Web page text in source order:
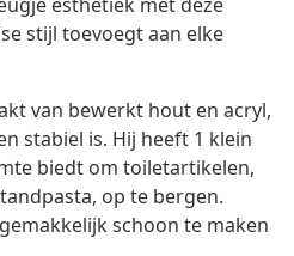
stijl toevoegt aan elke
van bewerkt hout en acryl,
stabiel is. Hij heeft 1 klein
biedt om toiletartikelen,
op te bergen.
schoon te maken